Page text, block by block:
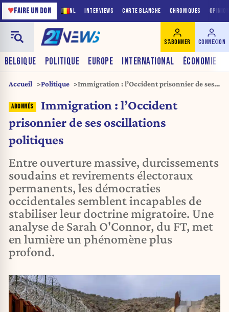
NL INTERVIEWS CARTE BLANCHE CHRONIQUES
♥FAIRE UN DON
BELGIQUE POLITIQUE EUROPE INTERNATIONAL ÉCONOMIE
S'ABONNER CONNEXION
Accueil Politique
Immigration : l’Occident prisonnier de ses
Immigration : l’Occident
prisonnier de ses oscillations
politiques
Entre ouverture massive, durcissements
soudains et revirements électoraux
permanents, les démocraties
occidentales semblent incapables de
stabiliser leur doctrine migratoire. Une
analyse de Sarah O'Connor, du FT, met
en lumière un phénomène plus
profond.